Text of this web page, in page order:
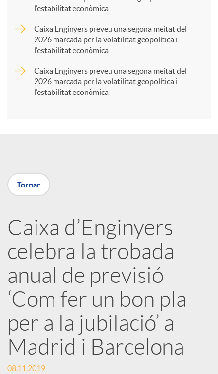
X
r
x
e
s
S
l’estabilitat econòmica
Caixa Enginyers preveu una segona meitat del
2026 marcada per la volatilitat geopolítica i
l’estabilitat econòmica
Caixa Enginyers preveu una segona meitat del
2026 marcada per la volatilitat geopolítica i
l’estabilitat econòmica
Tornar
Caixa d’Enginyers
celebra la trobada
anual de previsió
‘Com fer un bon pla
per a la jubilació’ a
Madrid i Barcelona
08.11.2019